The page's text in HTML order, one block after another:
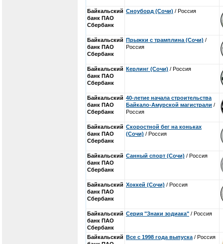
Байкальский
банк ПАО
Сбербанк
Сноуборд (Сочи) / Россия
Байкальский
банк ПАО
Сбербанк
Прыжки с трамплина (Сочи) /
Россия
Байкальский
банк ПАО
Сбербанк
Керлинг (Сочи) / Россия
Байкальский
банк ПАО
Сбербанк
40-летие начала строительства
Байкало-Амурской магистрали /
Россия
Байкальский
банк ПАО
Сбербанк
Скоростной бег на коньках
(Сочи) / Россия
Байкальский
банк ПАО
Сбербанк
Санный спорт (Сочи) / Россия
Байкальский
банк ПАО
Сбербанк
Хоккей (Сочи) / Россия
Байкальский
банк ПАО
Сбербанк
Серия "Знаки зодиака" / Россия
Байкальский Все с 1998 года выпуска / Россия